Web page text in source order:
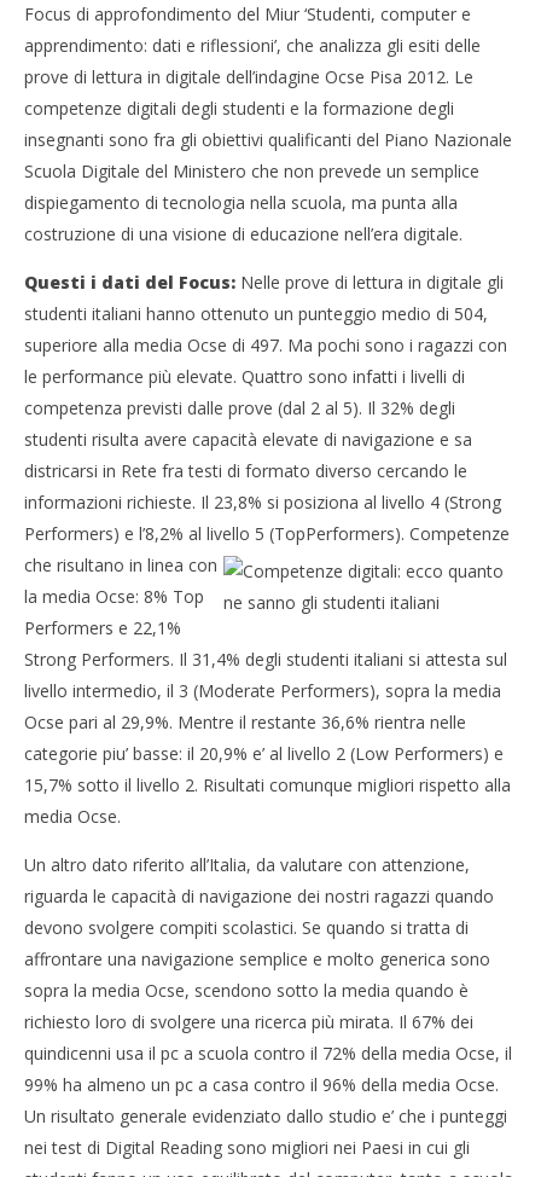
NOW VIEWING
Competenze digitali: ecco quanto ne sanno gli
studenti italiani
letizia
Focus di approfondimento del Miur ‘Studenti, computer e
apprendimento: dati e riflessioni’, che analizza gli esiti delle
prove di lettura in digitale dell’indagine Ocse Pisa 2012. Le
competenze digitali degli studenti e la formazione degli
insegnanti sono fra gli obiettivi qualificanti del Piano Nazionale
Scuola Digitale del Ministero che non prevede un semplice
dispiegamento di tecnologia nella scuola, ma punta alla
costruzione di una visione di educazione nell’era digitale.
Questi i dati del Focus: Nelle prove di lettura in digitale gli
studenti italiani hanno ottenuto un punteggio medio di 504,
superiore alla media Ocse di 497. Ma pochi sono i ragazzi con
le performance più elevate. Quattro sono infatti i livelli di
competenza previsti dalle prove (dal 2 al 5). Il 32% degli
studenti risulta avere capacità elevate di navigazione e sa
districarsi in Rete fra testi di formato diverso cercando le
informazioni richieste. Il 23,8% si posiziona al livello 4 (Strong
Performers) e l’8,2% al livello 5 (TopPerformers). Competenze
che risultano in linea con
la media Ocse: 8% Top
Performers e 22,1%
Strong Performers. Il 31,4% degli studenti italiani si attesta sul
livello intermedio, il 3 (Moderate Performers), sopra la media
Ocse pari al 29,9%. Mentre il restante 36,6% rientra nelle
categorie piu’ basse: il 20,9% e’ al livello 2 (Low Performers) e
15,7% sotto il livello 2. Risultati comunque migliori rispetto alla
media Ocse.
Un altro dato riferito all’Italia, da valutare con attenzione,
riguarda le capacità di navigazione dei nostri ragazzi quando
devono svolgere compiti scolastici. Se quando si tratta di
affrontare una navigazione semplice e molto generica sono
sopra la media Ocse, scendono sotto la media quando è
richiesto loro di svolgere una ricerca più mirata. Il 67% dei
quindicenni usa il pc a scuola contro il 72% della media Ocse, il
99% ha almeno un pc a casa contro il 96% della media Ocse.
Un risultato generale evidenziato dallo studio e’ che i punteggi
nei test di Digital Reading sono migliori nei Paesi in cui gli